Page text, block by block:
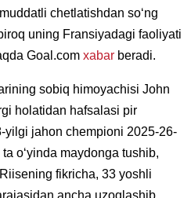
chetlatishdan soʻng
uning Fransiyadagi faoliyati
Goal.com xabar beradi.
sobiq himoyachisi John
holatidan hafsalasi pir
yilgi jahon chempioni 2025-26-
oʻyinda maydonga tushib,
fikricha, 33 yoshli
ancha uzoqlashib